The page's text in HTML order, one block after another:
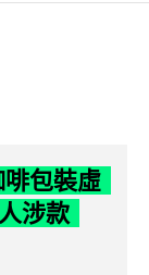
包裝虛
涉款